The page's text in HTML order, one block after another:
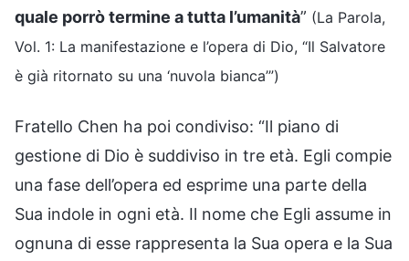
quale porrò termine a tutta l’umanità” (La Parola,
Vol. 1: La manifestazione e l’opera di Dio, “Il Salvatore
è già ritornato su una ‘nuvola bianca’”)
Fratello Chen ha poi condiviso: “Il piano di
gestione di Dio è suddiviso in tre età. Egli compie
una fase dell’opera ed esprime una parte della
Sua indole in ogni età. Il nome che Egli assume in
ognuna di esse rappresenta la Sua opera e la Sua